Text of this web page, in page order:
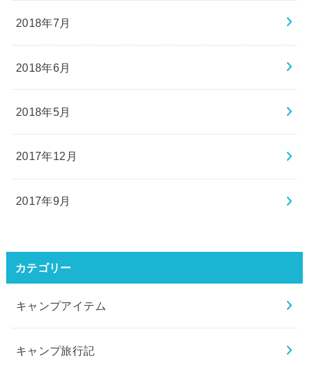
2018年7月
2018年6月
2018年5月
2017年12月
2017年9月
カテゴリー
キャンプアイテム
キャンプ旅行記